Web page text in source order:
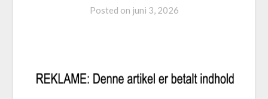
Posted on juni 3, 2026